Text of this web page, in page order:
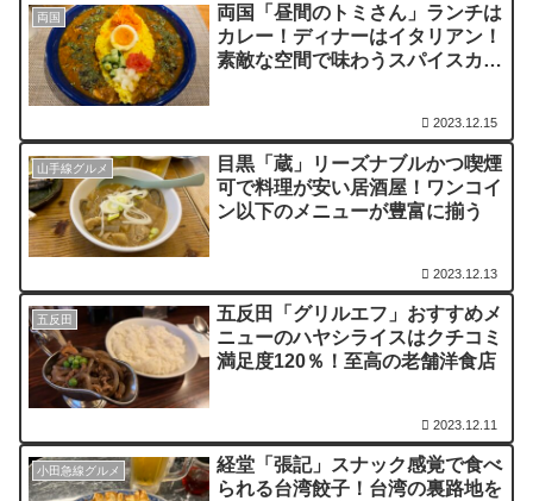
両国
両国「昼間のトミさん」ランチは
カレー！ディナーはイタリアン！
素敵な空間で味わうスパイスカレ
2023.12.15
山手線グルメ
目黒「蔵」リーズナブルかつ喫煙
可で料理が安い居酒屋！ワンコイ
ン以下のメニューが豊富に揃う
2023.12.13
五反田
五反田「グリルエフ」おすすめメ
ニューのハヤシライスはクチコミ
満足度120％！至高の老舗洋食店
2023.12.11
小田急線グルメ
経堂「張記」スナック感覚で食べ
られる台湾餃子！台湾の裏路地を